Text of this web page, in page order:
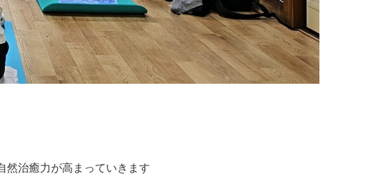
然治癒力が高まっていきます